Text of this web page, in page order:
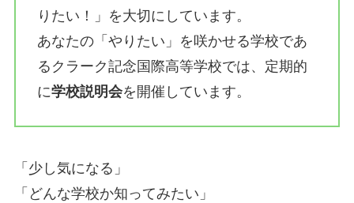
りたい！」を大切にしています。
あなたの「やりたい」を咲かせる学校であ
るクラーク記念国際高等学校では、定期的
に学校説明会を開催しています。
「少し気になる」
「どんな学校か知ってみたい」